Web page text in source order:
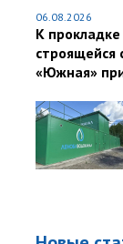
06.08.2026
К
строящейся
«Южная»